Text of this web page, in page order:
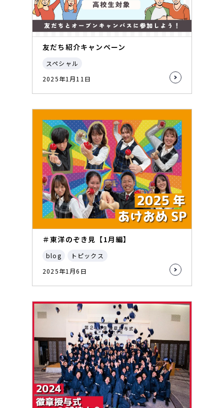
友だち紹介キャンペーン
スペシャル
2025年1月11日
＃東洋のぞき見【1月編】
blog
トピックス
2025年1月6日